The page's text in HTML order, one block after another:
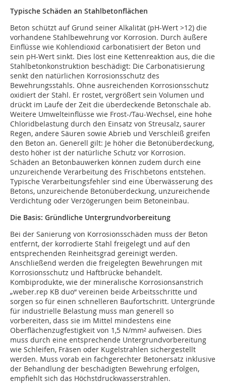
Typische Schäden an Stahlbetonflächen
Beton schützt auf Grund seiner Alkalität (pH-Wert >12) die
vorhandene Stahlbewehrung vor Korrosion. Durch äußere
Einflüsse wie Kohlendioxid carbonatisiert der Beton und
sein pH-Wert sinkt. Dies löst eine Kettenreaktion aus, die die
Stahlbetonkonstruktion beschädigt: Die Carbonatisierung
senkt den natürlichen Korrosionsschutz des
Bewehrungsstahls. Ohne ausreichenden Korrosionsschutz
oxidiert der Stahl. Er rostet, vergrößert sein Volumen und
drückt im Laufe der Zeit die überdeckende Betonschale ab.
Weitere Umwelteinflüsse wie Frost-/Tau-Wechsel, eine hohe
Chloridbelastung durch den Einsatz von Streusalz, saurer
Regen, andere Säuren sowie Abrieb und Verschleiß greifen
den Beton an. Generell gilt: Je höher die Betonüberdeckung,
desto höher ist der natürliche Schutz vor Korrosion.
Schäden an Betonbauwerken können zudem durch eine
unzureichende Verarbeitung des Frischbetons entstehen.
Typische Verarbeitungsfehler sind eine Überwässerung des
Betons, unzureichende Betonüberdeckung, unzureichende
Verdichtung oder Verzögerungen beim Betoneinbau.
Die Basis: Gründliche Untergrundvorbereitung
Bei der Sanierung von Korrosionsschäden muss der Beton
entfernt, der korrodierte Stahl freigelegt und auf den
entsprechenden Reinheitsgrad gereinigt werden.
Anschließend werden die freigelegten Bewehrungen mit
Korrosionsschutz und Haftbrücke behandelt.
Kombiprodukte, wie der mineralische Korrosionsanstrich
„weber.rep KB duo“ vereinen beide Arbeitsschritte und
sorgen so für einen schnelleren Baufortschritt. Untergründe
für industrielle Belastung muss man generell so
vorbereiten, dass sie im Mittel mindestens eine
Oberflächenzugfestigkeit von 1,5 N/mm² aufweisen. Dies
muss durch eine entsprechende Untergrundvorbereitung
wie Schleifen, Fräsen oder Kugelstrahlen sichergestellt
werden. Muss vorab ein fachgerechter Betonersatz inklusive
der Behandlung der beschädigten Bewehrung erfolgen,
empfiehlt sich das Höchstdruckwasserstrahlen.